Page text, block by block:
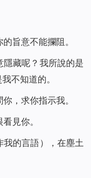
旨意不能攔阻。
隱藏呢？我所說的是
不知道的。
，求你指示我。
見你。
我的言語），在塵土